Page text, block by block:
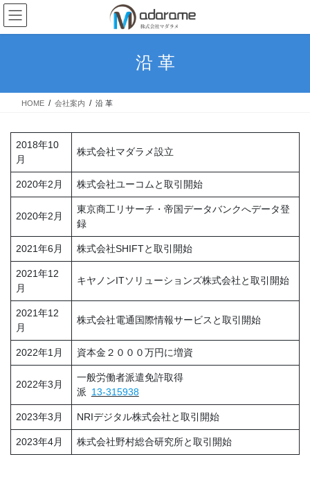
コ
ン
テ
ス
ナ
ビ
ゲ
ン
沿 革
HOME 会社案内 沿 革
2018年10
月
株式会社マダラメ設立
2020年2月 株式会社ユーコムと取引開始
2020年2月
東京商工リサーチ・帝国データバンクへデータ登
録
2021年6月 株式会社SHIFTと取引開始
2021年12
月
キヤノンITソリューションズ株式会社と取引開始
2021年12
月
株式会社電通国際情報サービスと取引開始
2022年1月 資本金２０００万円に増資
2022年3月
一般労働者派遣免許取得
派 13-315938
2023年3月 NRIデジタル株式会社と取引開始
2023年4月 株式会社野村総合研究所と取引開始